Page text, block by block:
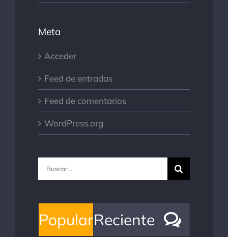
Meta
Acceder
Feed de entradas
Feed de comentarios
WordPress.org
PopularReciente